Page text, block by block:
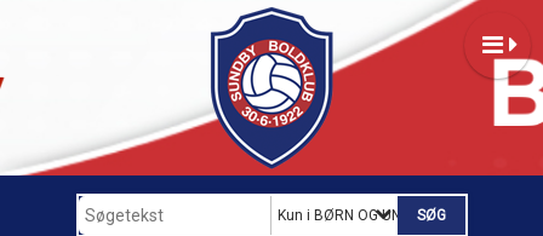
Kun i BØRN OG UNGDOM